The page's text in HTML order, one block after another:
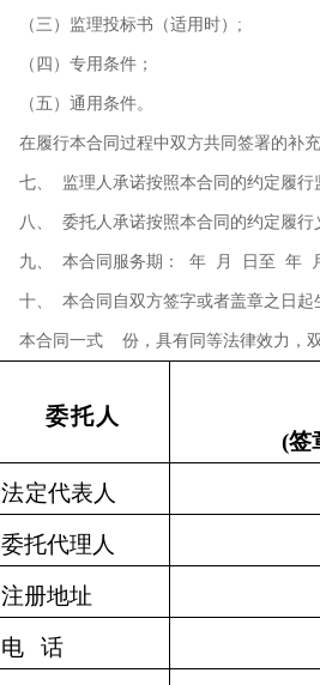
（三）监理投标书（适用时）;
（四）专用条件；
（五）通用条件。
在履行本合同过程中双方共同签署的补
七、 监理人承诺按照本合同的约定履行
八、 委托人承诺按照本合同的约定履行
九、 本合同服务期： 年 月 日至 年
十、 本合同自双方签字或者盖章之日起
本合同一式 份，具有同等法律效力，
委托人
(签
法定代表 人
委托代理 人
注册地址
电 话